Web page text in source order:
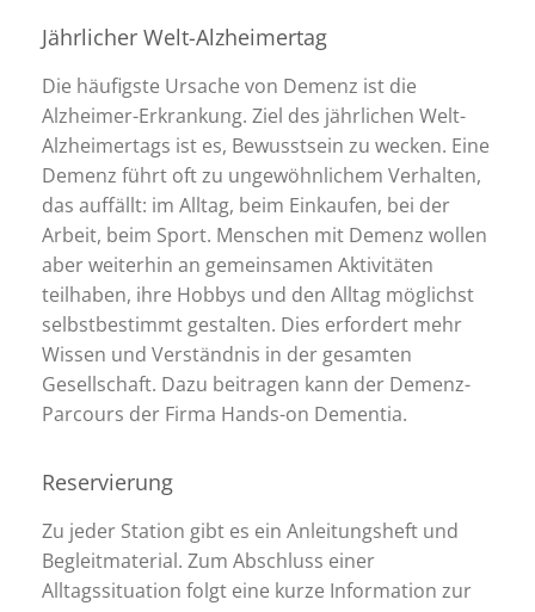
Jährlicher Welt-Alzheimertag
Die häufigste Ursache von Demenz ist die
Alzheimer-Erkrankung. Ziel des jährlichen Welt-
Alzheimertags ist es, Bewusstsein zu wecken. Eine
Demenz führt oft zu ungewöhnlichem Verhalten,
das auffällt: im Alltag, beim Einkaufen, bei der
Arbeit, beim Sport. Menschen mit Demenz wollen
aber weiterhin an gemeinsamen Aktivitäten
teilhaben, ihre Hobbys und den Alltag möglichst
selbstbestimmt gestalten. Dies erfordert mehr
Wissen und Verständnis in der gesamten
Gesellschaft. Dazu beitragen kann der Demenz-
Parcours der Firma Hands-on Dementia.
Reservierung
Zu jeder Station gibt es ein Anleitungsheft und
Begleitmaterial. Zum Abschluss einer
Alltagssituation folgt eine kurze Information zur